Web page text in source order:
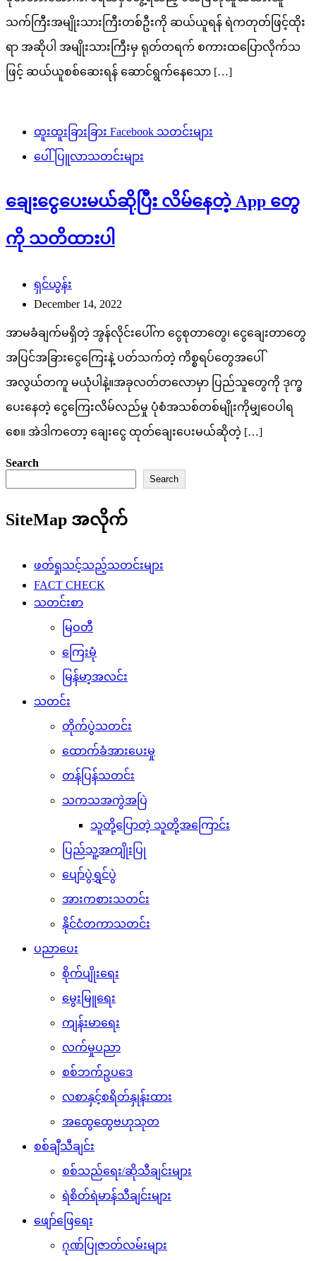
သက်ကြီးအမျိုးသားကြီးတစ်ဦးကို ဆယ်ယူရန် ရဲကတုတ်ဖြင့်ထိုး
ရာ အဆိုပါ အမျိုးသားကြီးမှ ရုတ်တရက် စကားထပြောလိုက်သ
ဖြင့် ဆယ်ယူစစ်ဆေးရန် ဆောင်ရွက်နေသော […]
ထူးထူးခြားခြား Facebook သတင်းများ
ပေါ်ပြူလာသတင်းများ
ချေးငွေပေးမယ်ဆိုပြီး လိမ်နေတဲ့ App တွေ
ကို သတိထားပါ
ရှင်ယွန်း
December 14, 2022
အာမခံချက်မရှိတဲ့ အွန်လိုင်းပေါ်က ငွေစုတာတွေ၊ ငွေချေးတာတွေ
အပြင်အခြားငွေကြေးနဲ့ ပတ်သက်တဲ့ ကိစ္စရပ်တွေအပေါ်
အလွယ်တကူ မယုံပါနဲ့။အခုလတ်တလောမှာ ပြည်သူတွေကို ဒုက္ခ
ပေးနေတဲ့ ငွေကြေးလိမ်လည်မှု ပုံစံအသစ်တစ်မျိုးကိုမျှဝေပါရ
စေ။ အဲဒါကတော့ ချေးငွေ ထုတ်ချေးပေးမယ်ဆိုတဲ့ […]
Search
Search
SiteMap အလိုက်
ဖတ်ရှုသင့်သည့်သတင်းများ
FACT CHECK
သတင်းစာ
မြဝတီ
ကြေးမုံ
မြန်မာ့အလင်း
သတင်း
တိုက်ပွဲသတင်း
ထောက်ခံအားပေးမှု
တန်ပြန်သတင်း
သကသအကွဲအပြဲ
သူတို့ပြောတဲ့ သူတို့အကြောင်း
ပြည်သူ့အကျိုးပြု
ပျော်ပွဲရွှင်ပွဲ
အားကစားသတင်း
နိုင်ငံတကာသတင်း
ပညာပေး
စိုက်ပျိုးရေး
မွေးမြူရေး
ကျန်းမာရေး
လက်မှုပညာ
စစ်ဘက်ဥပဒေ
လစာနှင့်စရိတ်နှုန်းထား
အထွေထွေဗဟုသုတ
စစ်ချီသီချင်း
စစ်သည်ရေး/ဆိုသီချင်းများ
ရဲစိတ်ရဲမာန်သီချင်းများ
ဖျော်ဖြေရေး
ဂုဏ်ပြုဇာတ်လမ်းများ